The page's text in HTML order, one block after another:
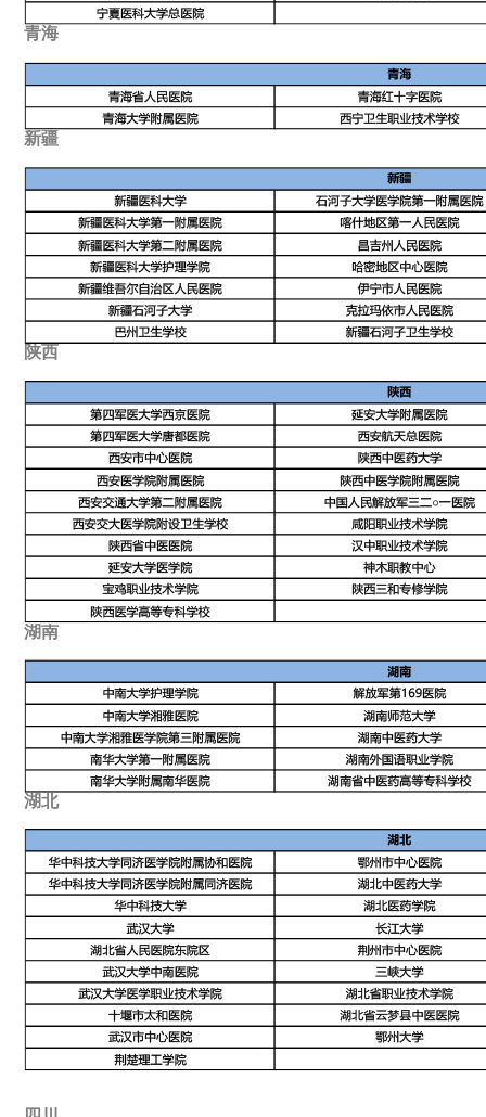
青海
新疆
陕西
湖南
湖北